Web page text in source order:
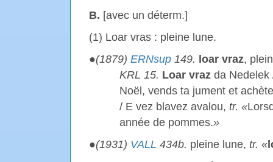
B. [avec un déterm.]
(1) Loar vras : pleine lune.
●(1879) ERNsup 149. loar vraz,
KRL 15. Loar vraz da
Noël, vends ta jument et
/ E vez blavez avalou, tr. «
année de pommes.»
●(1931) VALL 434b. pleine lune, tr. «